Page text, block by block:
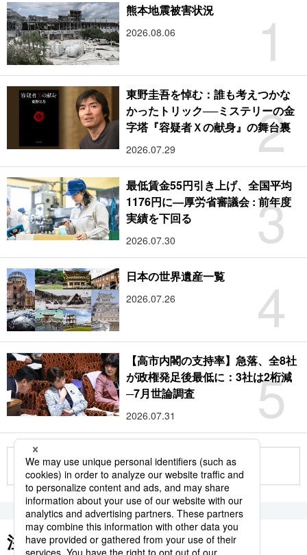
1
熊本地震被害状況
2026.08.06
2
東野圭吾を悼む：誰も考えつかな
かったトリック──ミステリーの金
字塔『容疑者Ｘの献身』の舞台裏
2026.07.29
3
最低賃金55円引き上げ、全国平均
1176円に―厚労省審議会 : 前年度
実績を下回る
2026.07.30
4
日本の世界遺産一覧
2026.07.26
5
【高市内閣の支持率】急落、全8社
が政権発足後最低に：3社は2桁減
─7月世論調査
2026.07.31
もっと見る
注目のキーワード